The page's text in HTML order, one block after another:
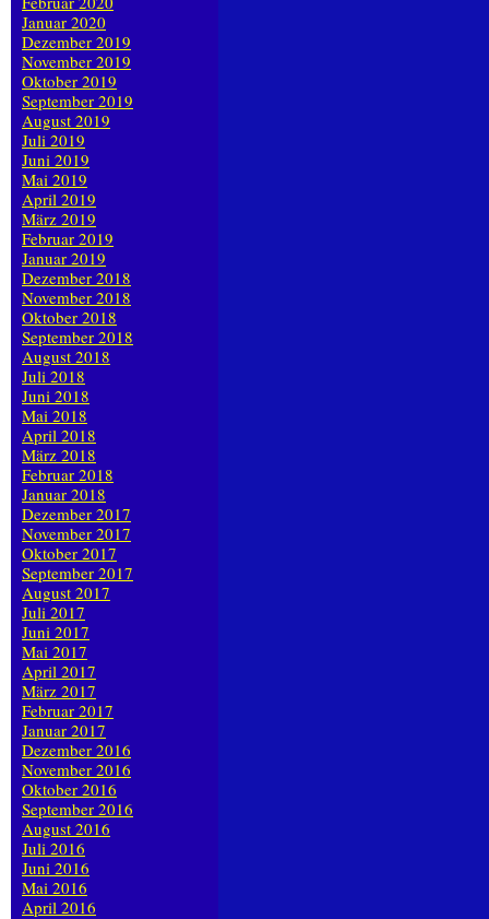
Januar 2020
Dezember 2019
November 2019
Oktober 2019
September 2019
August 2019
Juli 2019
Juni 2019
Mai 2019
April 2019
März 2019
Februar 2019
Januar 2019
Dezember 2018
November 2018
Oktober 2018
September 2018
August 2018
Juli 2018
Juni 2018
Mai 2018
April 2018
März 2018
Februar 2018
Januar 2018
Dezember 2017
November 2017
Oktober 2017
September 2017
August 2017
Juli 2017
Juni 2017
Mai 2017
April 2017
März 2017
Februar 2017
Januar 2017
Dezember 2016
November 2016
Oktober 2016
September 2016
August 2016
Juli 2016
Juni 2016
Mai 2016
April 2016